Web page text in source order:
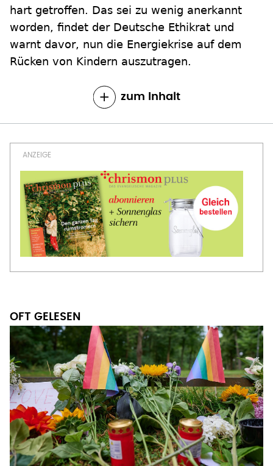
hart getroffen. Das sei zu wenig anerkannt
worden, findet der Deutsche Ethikrat und
warnt davor, nun die Energiekrise auf dem
Rücken von Kindern auszutragen.
zum Inhalt
OFT GELESEN